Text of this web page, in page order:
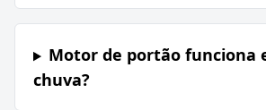
Motor de portão funciona
chuva?